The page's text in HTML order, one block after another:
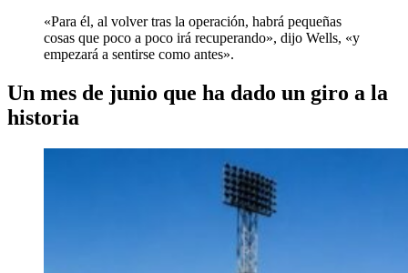
«Para él, al volver tras la operación, habrá pequeñas
cosas que poco a poco irá recuperando», dijo Wells, «y
empezará a sentirse como antes».
Un mes de junio que ha dado un giro a la
historia